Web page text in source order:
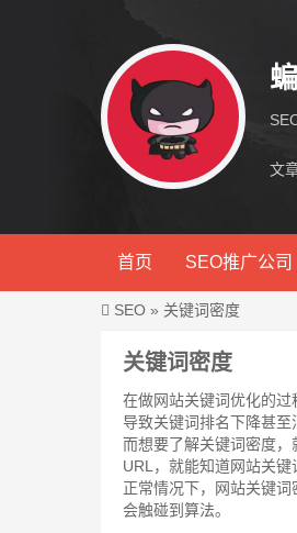
文
首页 SEO推广公司
SEO » 关键词密度
关键词密度
在做网站关键词优化的
导致关键词排名下降甚至
而想要了解关键词密度
URL，就能知道网站关键
正常情况下，网站关键
会触碰到算法。